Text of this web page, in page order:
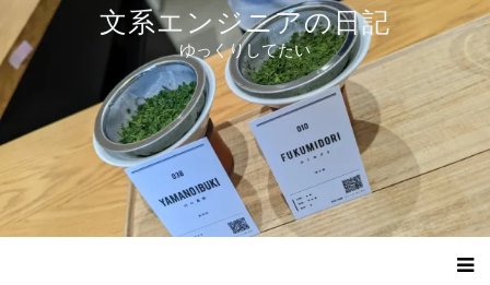
テ
ツ
へ
ス
ッ
プ
文系エンジニアの日記
ゆっくりしてたい